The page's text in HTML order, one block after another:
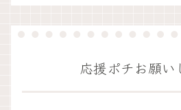
応援ポチお願い